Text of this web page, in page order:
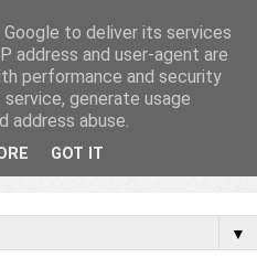
▼
to deliver its services
address and user-agent are
performance and security
generate usage
abuse.
GOT IT